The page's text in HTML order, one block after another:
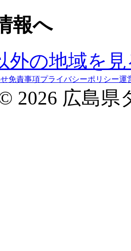
報へ
外の地域を
免責事項プライバシーポリシー運
2026 広島